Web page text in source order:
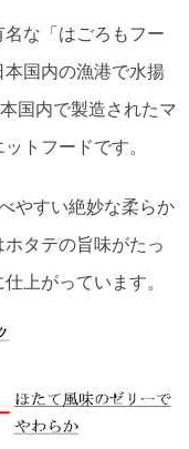
な「はごろもフー
国内の漁港で水揚
国内で製造されたマ
トフードです。
やすい絶妙な柔らか
タテの旨味がたっ
上がっています。